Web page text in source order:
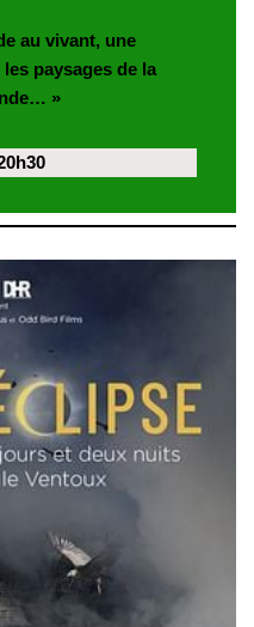
au vivant, une
paysages de la
»